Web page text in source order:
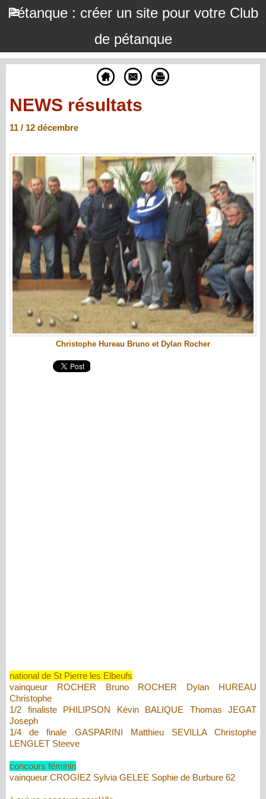
Pétanque : créer un site pour votre Club
de pétanque
NEWS résultats
11 / 12 décembre
Christophe Hureau Bruno et Dylan Rocher
national de St Pierre les Elbeufs
vainqueur ROCHER Bruno ROCHER Dylan HUREAU
Christophe
1/2 finaliste PHILIPSON Kévin BALIQUE Thomas JEGAT
Joseph
1/4 de finale GASPARINI Matthieu SEVILLA Christophe
LENGLET Steeve
concours féminin
vainqueur CROGIEZ Sylvia GELEE Sophie de Burbure 62